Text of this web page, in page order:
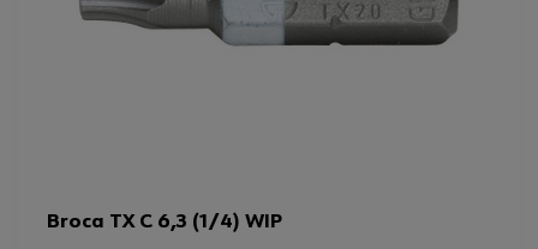
Peso del producto (por artículo)
Broca TX C 6,3 (1/4) WIP